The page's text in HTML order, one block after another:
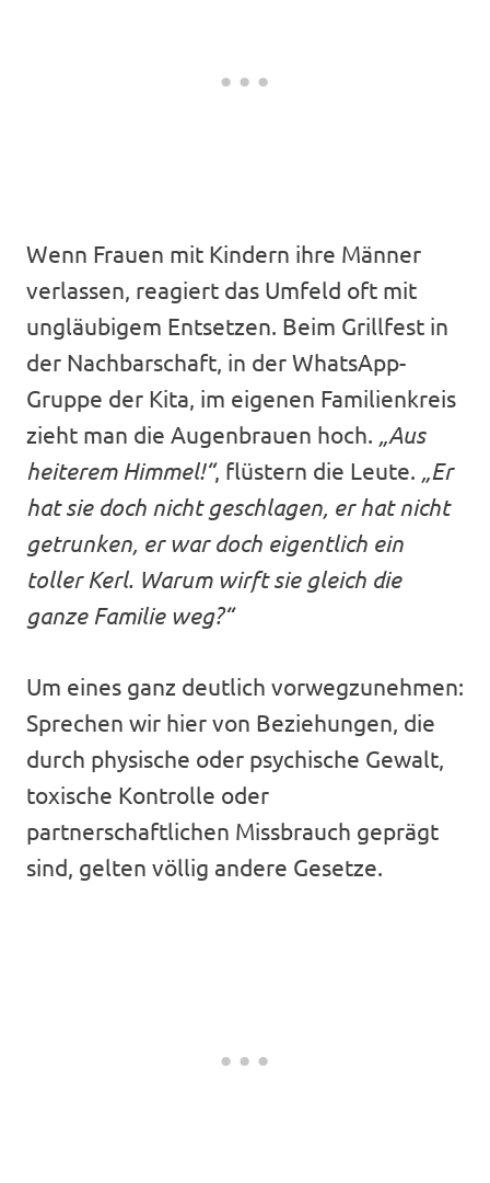
Wenn Frauen mit Kindern ihre Männer
verlassen, reagiert das Umfeld oft mit
ungläubigem Entsetzen. Beim Grillfest in
der Nachbarschaft, in der WhatsApp-
Gruppe der Kita, im eigenen Familienkreis
zieht man die Augenbrauen hoch. „Aus
heiterem Himmel!“, flüstern die Leute. „Er
hat sie doch nicht geschlagen, er hat nicht
getrunken, er war doch eigentlich ein
toller Kerl. Warum wirft sie gleich die
ganze Familie weg?“
Um eines ganz deutlich vorwegzunehmen:
Sprechen wir hier von Beziehungen, die
durch physische oder psychische Gewalt,
toxische Kontrolle oder
partnerschaftlichen Missbrauch geprägt
sind, gelten völlig andere Gesetze.